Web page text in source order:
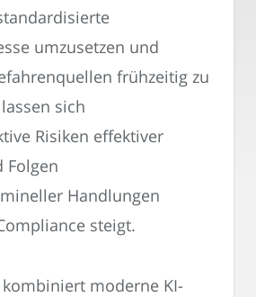
umzusetzen und
frühzeitig zu
sich
Risiken effektiver
Folgen
Handlungen
steigt.
moderne KI-